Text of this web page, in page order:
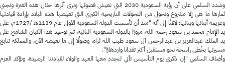
وشدد السلمي على أن رؤية السعودية 2030 التي نعيش فصولها ونرى أثرها خلال هذه الفترة ونجني
ثمارها ما هي إلا مشروع وتحول من التحولات التاريخية الكبرى التي تعيشها هذه البلاد بإرادة قيادتها
وعزيمة أبنائها وبناتها؛ لافتًا إلى أنه "منذ أن تأسست الدولة السعودية الأولى عام 1139هـ /1727م، على
يد الإمام محمد بن سعود رحمه الله، مرورًا بالدولة السعودية الثانية، ثم توحيد هذا الكيان الشامخ على
يد الملك عبدالعزيز بن عبدالرحمن آل سعود طيب الله ثراه، وصولًا إلى ما نعيشه الآن، والمملكة تتابع
مسيرتها بخُطى راسخة نحو مستقبل أكثر تقدمًا وازدهارًا".
وأضاف السلمي "إن ذكرى يوم التأسيس تأتي لنجدد معها العهد والولاء لقيادتنا الرشيدة، ونؤكد العزم